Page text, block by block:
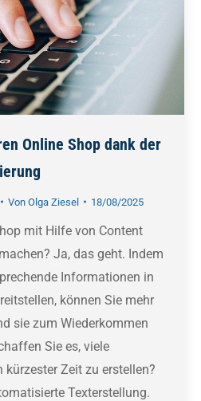
Online Shop dank der
Von Olga Ziesel 18/08/2025
mit Hilfe von Content
Ja, das geht. Indem
Informationen in
können Sie mehr
sie zum Wiederkommen
Sie es, viele
Zeit zu erstellen?
Texterstellung.